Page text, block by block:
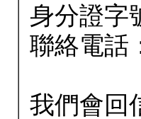
身分證字
聯絡電話
我們會回